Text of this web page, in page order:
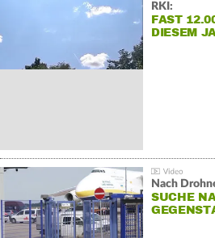
RKI:
FAST
DIESEM
Nach
SUCHE